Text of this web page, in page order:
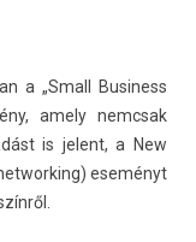
a „Small Busi­ness
amely nemcsak
is jelent, a New
eseményt